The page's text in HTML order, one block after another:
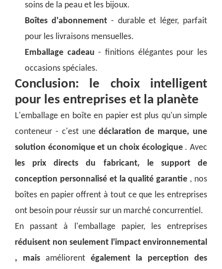
soins de la peau et les bijoux.
Boîtes d'abonnement - durable et léger, parfait
pour les livraisons mensuelles.
Emballage cadeau- finitions élégantes pour les
occasions spéciales.
Conclusion: le choix intelligent
pour les entreprises et la planète
L'emballage en boîte en papier est plus qu'un simple
conteneur - c'est unedéclaration de marque, une
solution économique et un choix écologique . Avec
les prix directs du fabricant, le support de
conception personnalisé et la qualité garantie , nos
boîtes en papier offrent à tout ce que les entreprises
ont besoin pour réussir sur un marché concurrentiel.
En passant à l'emballage papier, les entreprises
réduisent non seulement l'impact environnemental
, mais améliorent également la perception des